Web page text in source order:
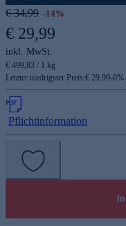
€ 34,99 -14%
€ 29,99
inkl. MwSt.
€ 499,83 / 1 kg
Letzter niedrigster Preis:€ 29,99-0%
Pflichtinformation